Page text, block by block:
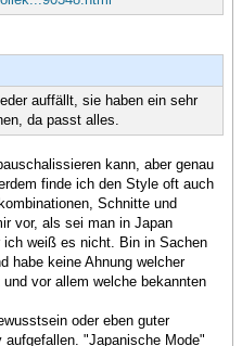
auffällt, sie haben ein sehr
da passt alles.
kann, aber genau
finde ich den Style oft auch
Schnitte und
vor, als sei man in Japan
weiß es nicht. Bin in Sachen
habe keine Ahnung welcher
vor allem welche bekannten
oder eben guter
"Japanische Mode"